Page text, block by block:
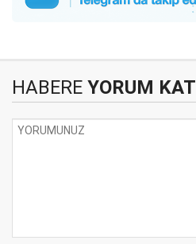
HABERE YORUM KAT